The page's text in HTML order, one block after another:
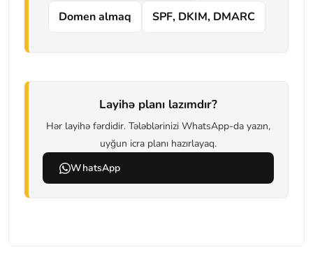
Domen almaq SPF, DKIM, DMARC
Layihə planı lazımdır?
Hər layihə fərdidir. Tələblərinizi WhatsApp-da yazın,
uyğun icra planı hazırlayaq.
WhatsApp